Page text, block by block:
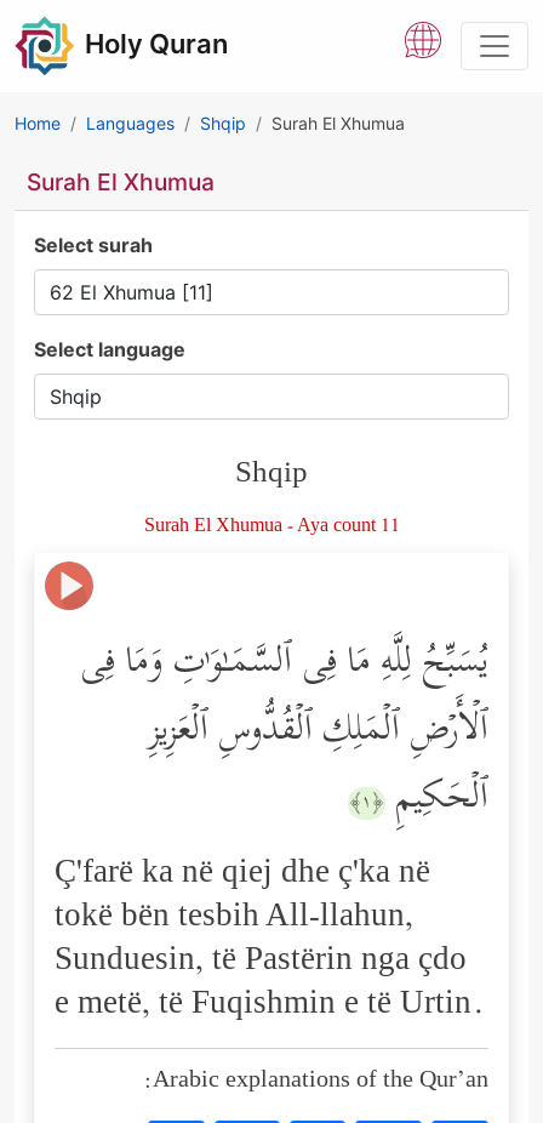
Holy Quran
Home Languages Shqip Surah El Xhumua
Surah El Xhumua
Select surah
Select language
Shqip
Surah El Xhumua - Aya count 11
یُسَبِّحُ لِلَّهِ مَا فِی ٱلسَّمَـٰوَ ٰ⁠تِ وَمَا فِی
ٱلۡأَرۡضِ ٱلۡمَلِكِ ٱلۡقُدُّوسِ ٱلۡعَزِیزِ
ٱلۡحَكِیمِ ﴿١﴾
Ç'farë ka në qiej dhe ç'ka në
tokë bën tesbih All-llahun,
Sunduesin, të Pastërin nga çdo
e metë, të Fuqishmin e të Urtin.
Arabic explanations of the Qur’an: